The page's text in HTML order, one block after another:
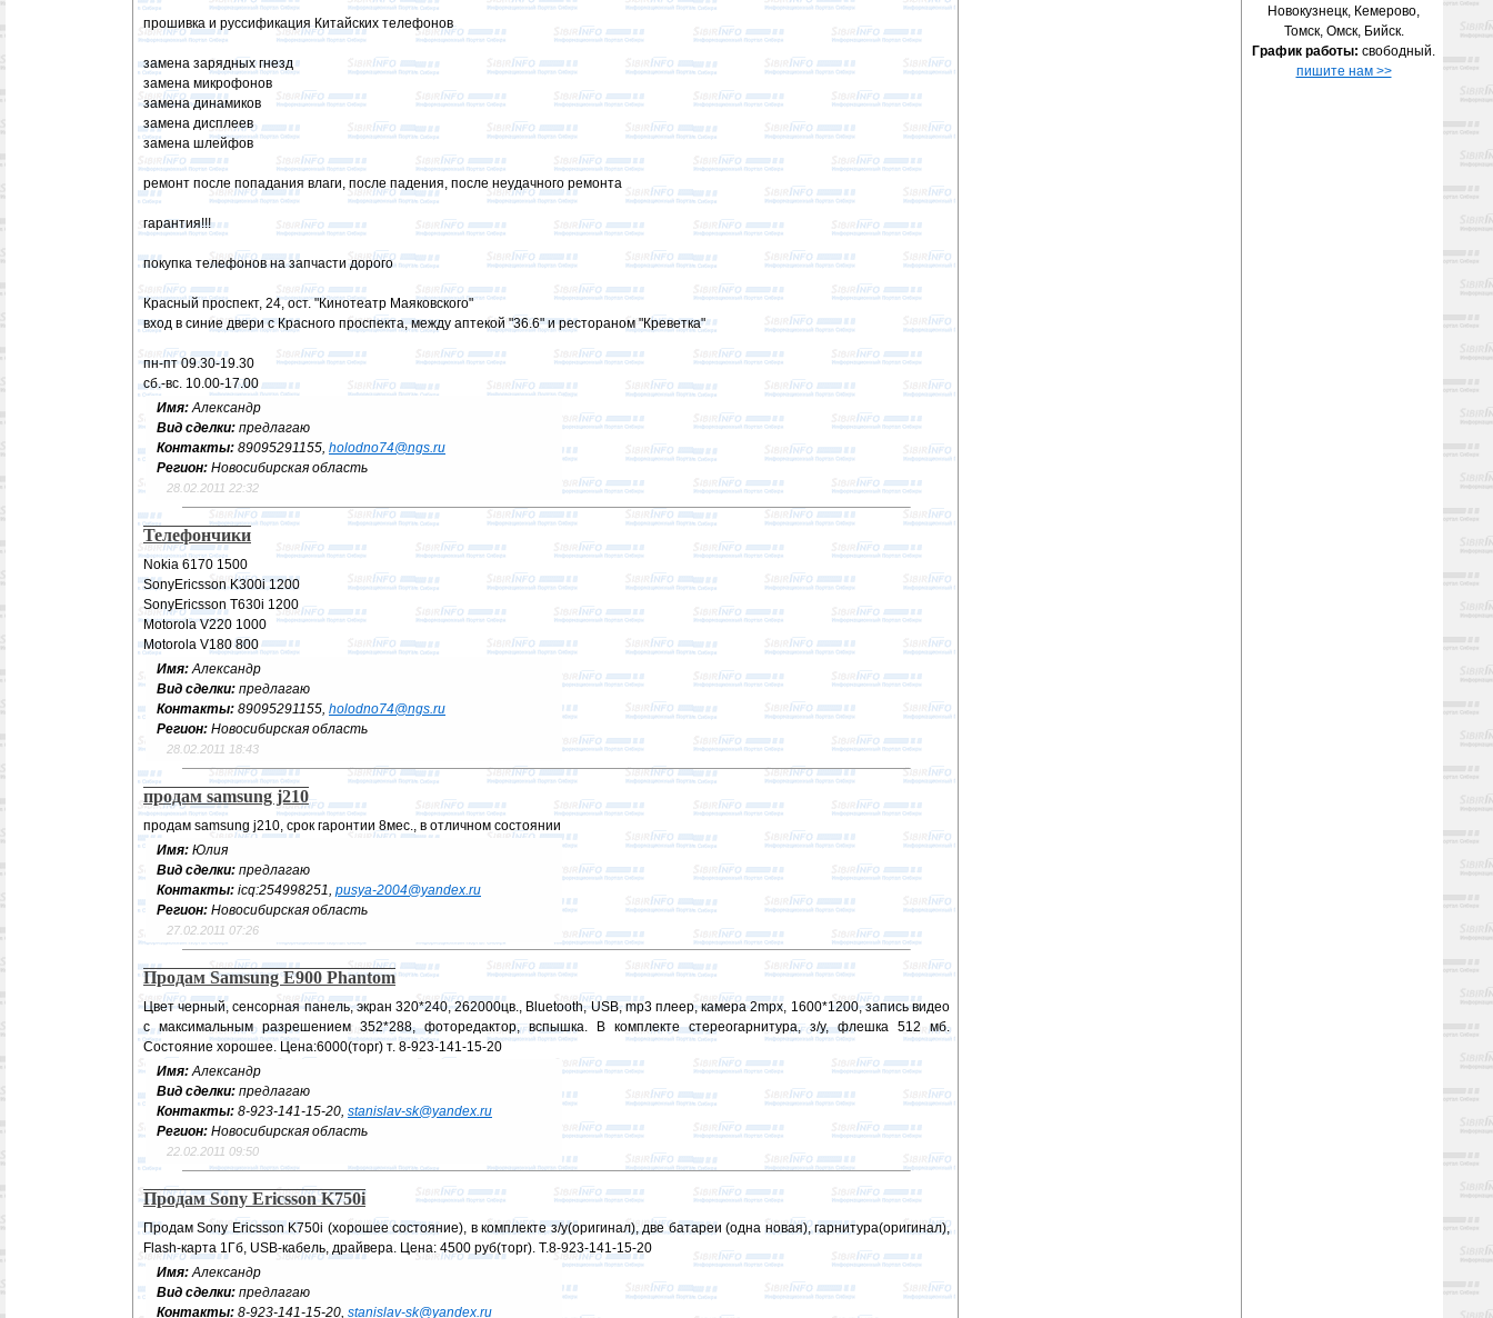
прошивка и руссификация Китайских телефонов
замена зарядных гнезд
замена микрофонов
замена динамиков
замена дисплеев
замена шлейфов
ремонт после попадания влаги, после падения, после неудачного ремонта
гарантия!!!
покупка телефонов на запчасти дорого
Красный проспект, 24, ост. "Кинотеатр Маяковского"
вход в синие двери с Красного проспекта, между аптекой "36.6" и рестораном "Креветка"
пн-пт 09.30-19.30
сб.-вс. 10.00-17.00
Имя:Александр
Вид сделки: предлагаю
Контакты: 89095291155, holodno74@ngs.ru
Регион: Новосибирская область
28.02.2011 22:32
Телефончики
Nokia 6170 1500
SonyEricsson K300i 1200
SonyEricsson T630i 1200
Motorola V220 1000
Motorola V180 800
Имя:Александр
Вид сделки: предлагаю
Контакты: 89095291155, holodno74@ngs.ru
Регион: Новосибирская область
28.02.2011 18:43
продам samsung j210
продам samsung j210, срок гаронтии 8мес., в отличном состоянии
Имя: Юлия
Вид сделки: предлагаю
Контакты: icq:254998251, pusya-2004@yandex.ru
Регион: Новосибирская область
27.02.2011 07:26
Продам Samsung E900 Phantom
Цвет черный, сенсорная панель, экран 320*240, 262000цв., Bluetooth, USB, mp3 плеер, камера 2mpx, 1600*1200, запись видео
с максимальным разрешением 352*288, фоторедактор, вспышка. В комплекте стереогарнитура, з/у, флешка 512 мб.
Состояние хорошее. Цена:6000(торг) т. 8-923-141-15-20
Имя:Александр
Вид сделки: предлагаю
Контакты: 8-923-141-15-20, stanislav-sk@yandex.ru
Регион: Новосибирская область
22.02.2011 09:50
Продам Sony Ericsson K750i
Продам Sony Ericsson K750i (хорошее состояние), в комплекте з/у(оригинал), две батареи (одна новая), гарнитура(оригинал),
Flash-карта 1Гб, USB-кабель, драйвера. Цена: 4500 руб(торг). Т.8-923-141-15-20
Имя:Александр
Вид сделки: предлагаю
Контакты: 8-923-141-15-20, stanislav-sk@yandex.ru
Новокузнецк, Кемерово,
Томск, Омск, Бийск.
График работы: свободный.
пишите нам >>